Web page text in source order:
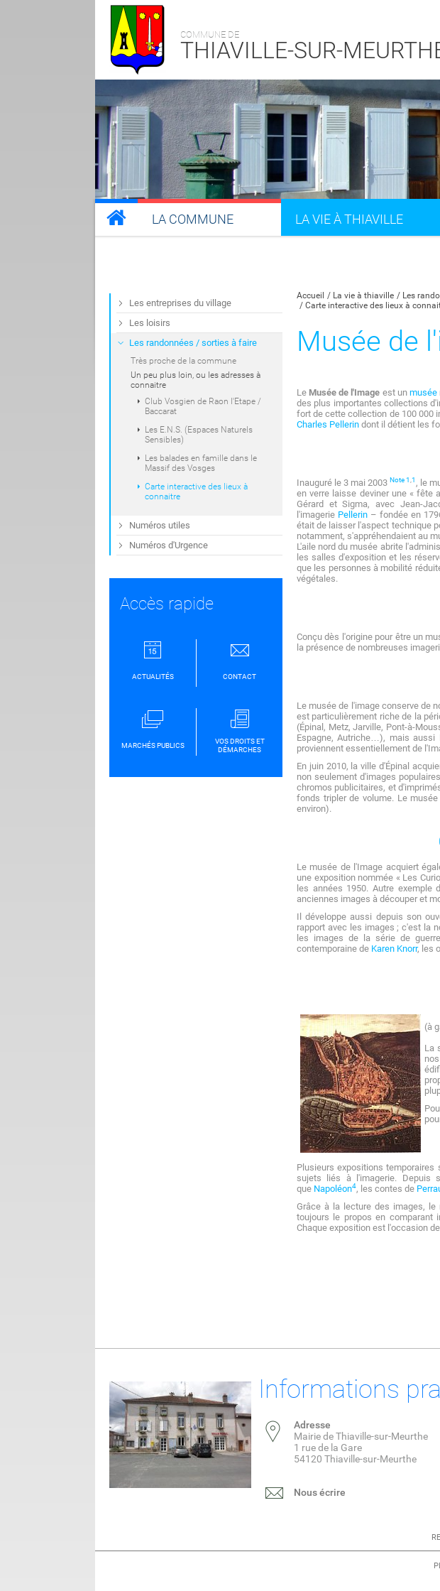
COMMUNE DE
THIAVILLE-SUR-
LA COMMUNE LA VIE À THIAVILLE
Accueil La vie à thiaville Les
Carte interactive des lieux à
Musée de
Le Musée de l'Image est un musée
des plus importantes collections
fort de cette collection de 100 000
Charles Pellerin dont il détient les
Inauguré le 3 mai 2003Note 1,1 , le
en verre laisse deviner une « fête
Gérard et Sigma, avec Jean-
l'imagerie Pellerin – fondée en
était de laisser l'aspect technique
notamment, s'appréhendaient au
L'aile nord du musée abrite
les salles d'exposition et les
que les personnes à mobilité
végétales.
Conçu dès l'origine pour être un
la présence de nombreuses
Le musée de l'image conserve de
est particulièrement riche de la
(Épinal, Metz, Jarville, Pont-à-
Espagne, Autriche…), mais aussi
proviennent essentiellement de
En juin 2010, la ville d'Épinal
non seulement d'images
chromos publicitaires, et
fonds tripler de volume. Le
environ).
Le musée de l'Image acquiert
une exposition nommée « Les
les années 1950. Autre
anciennes images à découper et
Il développe aussi depuis son
rapport avec les images ; c'est la
les images de la série de
contemporaine de Karen Knorr, les
(à
La
Plusieurs expositions temporaires
sujets liés à l'imagerie. Depuis
que Napoléon4, les contes de
Grâce à la lecture des images,
toujours le propos en comparant
Chaque exposition est l'occasion
Les entreprises du village
Les loisirs
Les randonnées / sorties à faire
Très proche de la commune
Un peu plus loin, ou les adresses à
connaitre
Club Vosgien de Raon l'Etape /
Baccarat
Les E.N.S. (Espaces Naturels
Sensibles)
Les balades en famille dans le
Massif des Vosges
Carte interactive des lieux à
connaitre
Numéros utiles
Numéros d'Urgence
Accès rapide
ACTUALITÉS CONTACT
MARCHÉS PUBLICS
VOS DROITS ET
DÉMARCHES
Informations
Adresse
Mairie de Thiaville-sur-Meurthe
1 rue de la Gare
54120 Thiaville-sur-Meurthe
Nous écrire